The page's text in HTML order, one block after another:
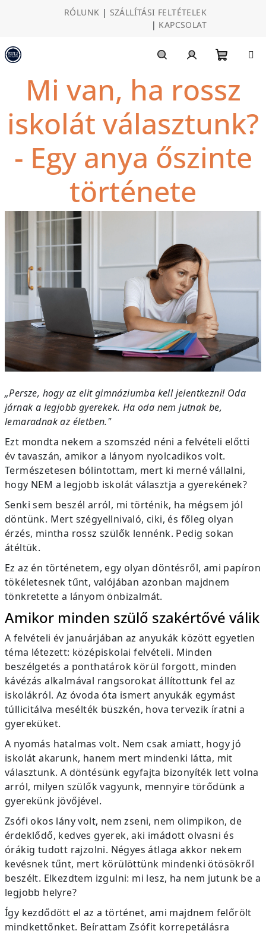
tartalomhoz
RÓLUNK | SZÁLLÍTÁSI FELTÉTELEK
| KAPCSOLAT
Mi van, ha rossz
iskolát választunk?
- Egy anya őszinte
története
„Persze, hogy az elit gimnáziumba kell jelentkezni! Oda
járnak a legjobb gyerekek. Ha oda nem jutnak be,
lemaradnak az életben."
Ezt mondta nekem a szomszéd néni a felvételi előtti
év tavaszán, amikor a lányom nyolcadikos volt.
Természetesen bólintottam, mert ki merné vállalni,
hogy NEM a legjobb iskolát választja a gyerekének?
Senki sem beszél arról, mi történik, ha mégsem jól
döntünk. Mert szégyellnivaló, ciki, és főleg olyan
érzés, mintha rossz szülők lennénk. Pedig sokan
átéltük.
Ez az én történetem, egy olyan döntésről, ami papíron
tökéletesnek tűnt, valójában azonban majdnem
tönkretette a lányom önbizalmát.
Amikor minden szülő szakértővé válik
A felvételi év januárjában az anyukák között egyetlen
téma létezett: középiskolai felvételi. Minden
beszélgetés a ponthatárok körül forgott, minden
kávézás alkalmával rangsorokat állítottunk fel az
iskolákról. Az óvoda óta ismert anyukák egymást
túllicitálva mesélték büszkén, hova tervezik íratni a
gyereküket.
A nyomás hatalmas volt. Nem csak amiatt, hogy jó
iskolát akarunk, hanem mert mindenki látta, mit
választunk. A döntésünk egyfajta bizonyíték lett volna
arról, milyen szülők vagyunk, mennyire törődünk a
gyerekünk jövőjével.
Zsófi okos lány volt, nem zseni, nem olimpikon, de
érdeklődő, kedves gyerek, aki imádott olvasni és
órákig tudott rajzolni. Négyes átlaga akkor nekem
kevésnek tűnt, mert körülöttünk mindenki ötösökről
beszélt. Elkezdtem izgulni: mi lesz, ha nem jutunk be a
legjobb helyre?
Így kezdődött el az a történet, ami majdnem felőrölt
mindkettőnket. Beírattam Zsófit korrepetálásra